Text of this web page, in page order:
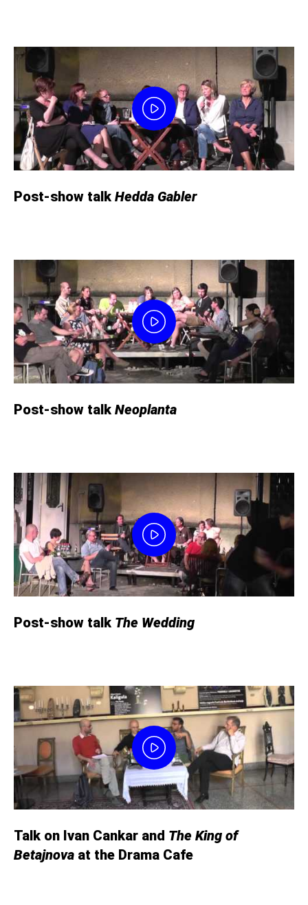
Post-show talk Hedda Gabler
Post-show talk Neoplanta
Post-show talk The Wedding
Talk on Ivan Cankar and The King of
Betajnova at the Drama Cafe